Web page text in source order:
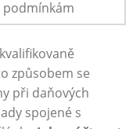
podmínkám
způsobem se
při daňových
spojené s